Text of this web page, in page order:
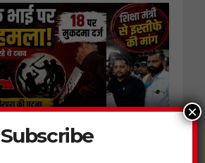
Subscribe
×